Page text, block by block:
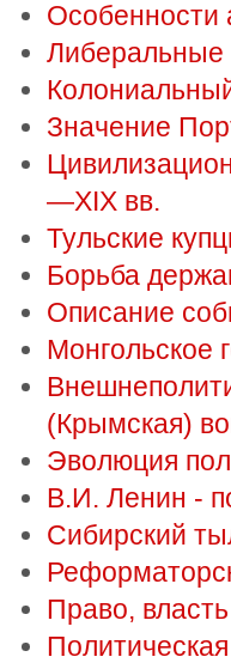
Особенности
Либеральные
Значение
—XIX вв.
Тульские
Борьба
Описание
Монгольское
(Крымская)
Эволюция
В.И. Ленин -
Сибирский
Право,